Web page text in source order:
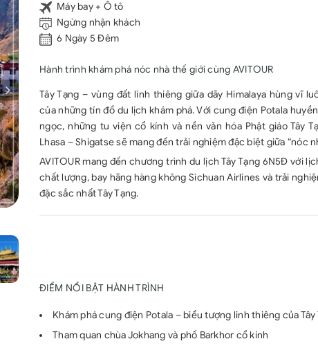
Máy bay + Ô tô
Ngừng nhận khách
6 Ngày 5 Đêm
Hành trình khám phá nóc nhà thế giới cùng AVITOUR
Tây Tạng – vùng đất linh thiêng giữa dãy Himalaya hùng vĩ
của những tín đồ du lịch khám phá. Với cung điện Potala
ngọc, những tu viện cổ kính và nền văn hóa Phật giáo Tây
Lhasa – Shigatse sẽ mang đến trải nghiệm đặc biệt giữa “nóc
AVITOUR mang đến chương trình du lịch Tây Tạng 6N5Đ với
chất lượng, bay hãng hàng không Sichuan Airlines và trải
đặc sắc nhất Tây Tạng.
ĐIỂM NỔI BẬT HÀNH TRÌNH
Khám phá cung điện Potala – biểu tượng linh thiêng của Tây
Tham quan chùa Jokhang và phố Barkhor cổ kính